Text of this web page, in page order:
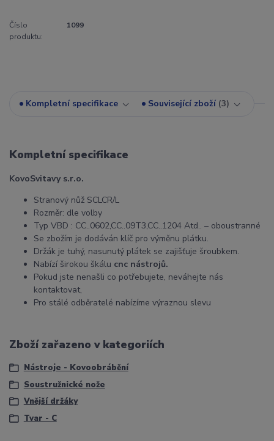
Číslo
produktu:
1099
Kompletní specifikace Související zboží 3
Kompletní specifikace
KovoSvitavy s.r.o.
Stranový nůž SCLCR/L
Rozměr: dle volby
Typ VBD : CC..0602,CC..09T3,CC..1204 Atd.. – oboustranné
Se zbožím je dodáván klíč pro výměnu plátku.
Držák je tuhý, nasunutý plátek se zajišťuje šroubkem.
Nabízí širokou škálu cnc nástrojů.
Pokud jste nenašli co potřebujete, neváhejte nás
kontaktovat,
Pro stálé odběratelé nabízíme výraznou slevu
Zboží zařazeno v kategoriích
Nástroje - Kovoobrábění
Soustružnické nože
Vnější držáky
Tvar - C